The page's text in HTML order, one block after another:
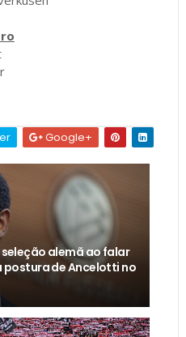
Google+
alemã ao falar
postura de Ancelotti no